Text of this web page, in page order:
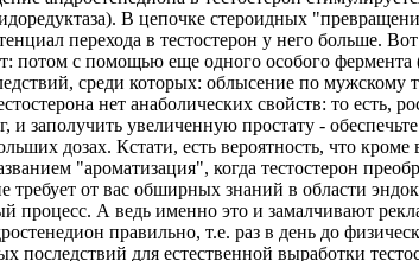
В цепочке стероидных
перехода в тестостерон у него больше. Вот
потом с помощью еще одного особого фермента
среди которых: облысение по мужскому
нет анаболических свойств: то есть,
заполучить увеличенную простату -
дозах. Кстати, есть вероятность, что
"ароматизация", когда тестостерон
требует от вас обширных знаний в области
А ведь именно это и замалчивают
правильно, т.е. раз в день до
для естественной выработки